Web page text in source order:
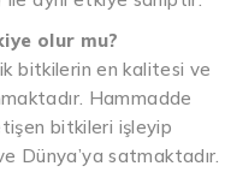
olur mu?
bitkilerin en kalitesi ve
Hammadde
bitkileri işleyip
Dünya’ya satmaktadır.